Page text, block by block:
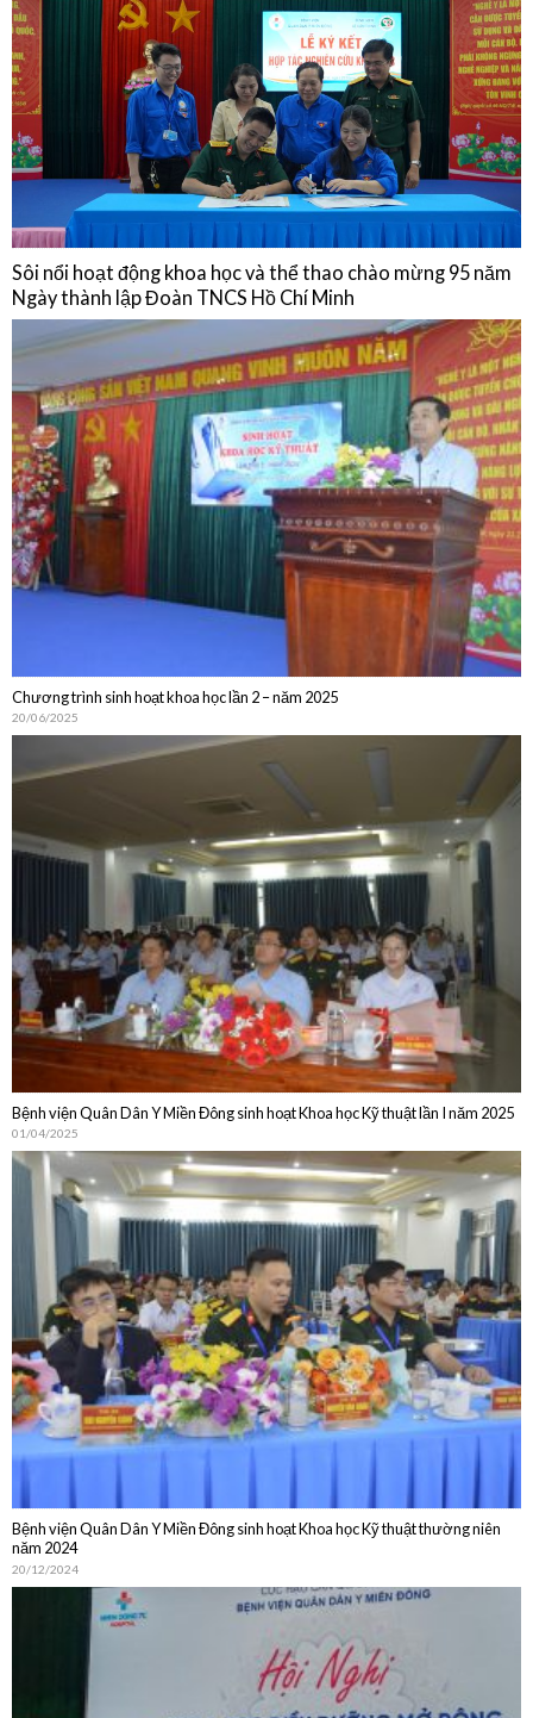
Sinh hoạt chuyên môn: Cập nhật chẩn đoán, điều trị, dự phòng bệnh
não mô cầu và Chia sẻ thực hành từ Phòng Tiêm chủng Bệnh viện Quân
Dân Y Miền Đông
15/01/2026
NGHIÊN CỨU KHOA HỌC
Sôi nổi hoạt động khoa học và thể thao chào mừng 95 năm
Ngày thành lập Đoàn TNCS Hồ Chí Minh
Chương trình sinh hoạt khoa học lần 2 – năm 2025
Bệnh viện Quân Dân Y Miền Đông sinh hoạt Khoa học Kỹ thuật lần I năm 2025
01/04/2025
Bệnh viện Quân Dân Y Miền Đông sinh hoạt Khoa học Kỹ thuật thường niên